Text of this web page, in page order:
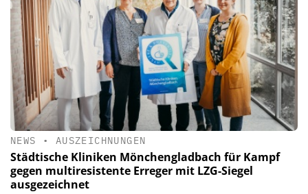
NEWS • AUSZEICHNUNGEN
Städtische Kliniken Mönchengladbach für Kampf
gegen multiresistente Erreger mit LZG-Siegel
ausgezeichnet